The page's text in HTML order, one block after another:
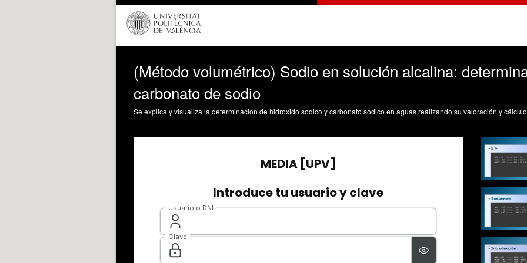
(Método volumétrico) Sodio en solución alcalina:
carbonato de sodio